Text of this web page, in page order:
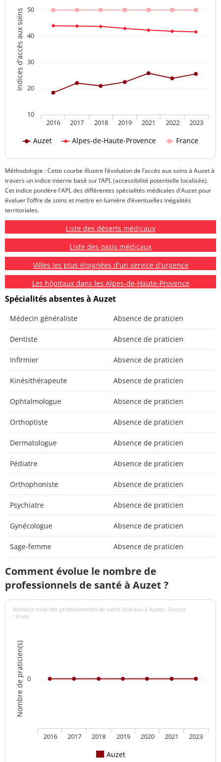
Indices d'accès aux soins
Auzet Alpes-de-Haute-Provence France
2016 2017 2018 2019 2021 2022 2023
10
20
30
40
50
Méthodologie : Cette courbe illustre l’évolution de l’accès aux soins à Auzet à
travers un indice interne basé sur l’APL (accessibilité potentielle localisée).
Cet indice pondère l'APL des différentes spécialités médicales d'Auzet pour
évaluer l’offre de soins et mettre en lumière d’éventuelles inégalités
territoriales.
Liste des déserts médicaux
Liste des oasis médicaux
Villes les plus éloignées d'un service d'urgence
Les hôpitaux dans les Alpes-de-Haute-Provence
Spécialités absentes à Auzet
Médecin généraliste Absence de praticien
Dentiste Absence de praticien
Infirmier Absence de praticien
Kinésithérapeute Absence de praticien
Ophtalmologue Absence de praticien
Orthoptiste Absence de praticien
Dermatologue Absence de praticien
Pédiatre Absence de praticien
Orthophoniste Absence de praticien
Psychiatre Absence de praticien
Gynécologue Absence de praticien
Sage-femme Absence de praticien
Comment évolue le nombre de
professionnels de santé à Auzet ?
Nombre de praticien(s)
Nombre total des professionnels de santé libéraux à Auzet - Source
: Insee
Auzet
2016 2017 2018 2019 2020 2021 2023
0